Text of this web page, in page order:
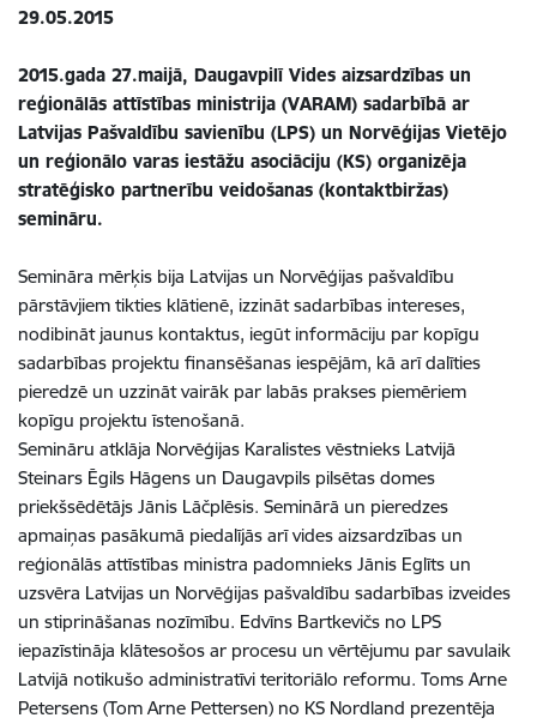
29.05.2015
2015.gada 27.maijā, Daugavpilī Vides aizsardzības un
reģionālās attīstības ministrija (VARAM) sadarbībā ar
Latvijas Pašvaldību savienību (LPS) un Norvēģijas Vietējo
un reģionālo varas iestāžu asociāciju (KS) organizēja
stratēģisko partnerību veidošanas (kontaktbiržas)
semināru.
Semināra mērķis bija Latvijas un Norvēģijas pašvaldību
pārstāvjiem tikties klātienē, izzināt sadarbības intereses,
nodibināt jaunus kontaktus, iegūt informāciju par kopīgu
sadarbības projektu finansēšanas iespējām, kā arī dalīties
pieredzē un uzzināt vairāk par labās prakses piemēriem
kopīgu projektu īstenošanā.
Semināru atklāja Norvēģijas Karalistes vēstnieks Latvijā
Steinars Ēgils Hāgens un Daugavpils pilsētas domes
priekšsēdētājs Jānis Lāčplēsis. Seminārā un pieredzes
apmaiņas pasākumā piedalījās arī vides aizsardzības un
reģionālās attīstības ministra padomnieks Jānis Eglīts un
uzsvēra Latvijas un Norvēģijas pašvaldību sadarbības izveides
un stiprināšanas nozīmību. Edvīns Bartkevičs no LPS
iepazīstināja klātesošos ar procesu un vērtējumu par savulaik
Latvijā notikušo administratīvi teritoriālo reformu. Toms Arne
Petersens (Tom Arne Pettersen) no KS Nordland prezentēja